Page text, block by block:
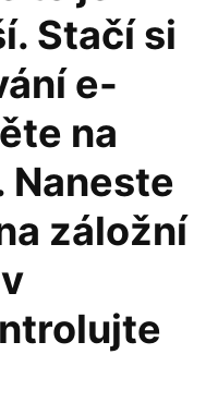
Stačí si
e-
na
Naneste
záložní